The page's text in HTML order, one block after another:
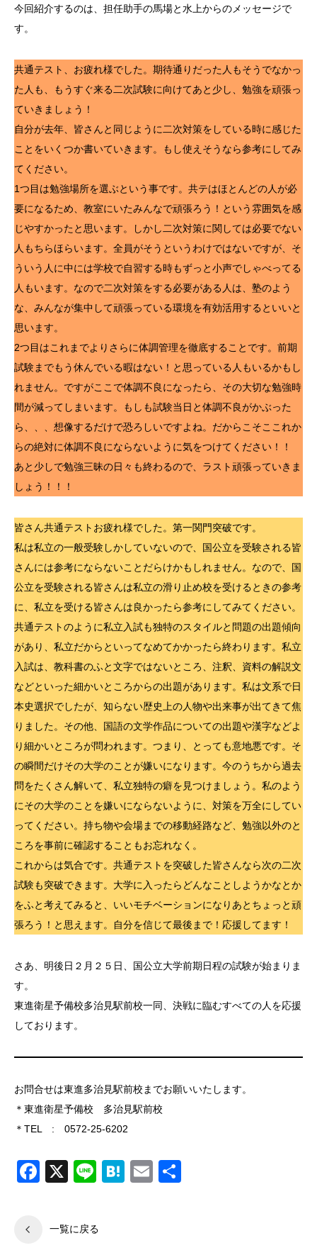
今回紹介するのは、担任助手の馬場と水上からのメッセージで
す。
共通テスト、お疲れ様でした。期待通りだった人もそうでなかっ
た人も、もうすぐ来る二次試験に向けてあと少し、勉強を頑張っ
ていきましょう！
自分が去年、皆さんと同じように二次対策をしている時に感じた
ことをいくつか書いていきます。もし使えそうなら参考にしてみ
てください。
1つ目は勉強場所を選ぶという事です。共テはほとんどの人が必
要になるため、教室にいたみんなで頑張ろう！という雰囲気を感
じやすかったと思います。しかし二次対策に関しては必要でない
人もちらほらいます。全員がそうというわけではないですが、そ
ういう人に中には学校で自習する時もずっと小声でしゃべってる
人もいます。なので二次対策をする必要がある人は、塾のよう
な、みんなが集中して頑張っている環境を有効活用するといいと
思います。
2つ目はこれまでよりさらに体調管理を徹底することです。前期
試験までもう休んでいる暇はない！と思っている人もいるかもし
れません。ですがここで体調不良になったら、その大切な勉強時
間が減ってしまいます。もしも試験当日と体調不良がかぶった
ら、、、想像するだけで恐ろしいですよね。だからこそここれか
らの絶対に体調不良にならないように気をつけてください！！
あと少しで勉強三昧の日々も終わるので、ラスト頑張っていきま
しょう！！！
皆さん共通テストお疲れ様でした。第一関門突破です。
私は私立の一般受験しかしていないので、国公立を受験される皆
さんには参考にならないことだらけかもしれません。なので、国
公立を受験される皆さんは私立の滑り止め校を受けるときの参考
に、私立を受ける皆さんは良かったら参考にしてみてください。
共通テストのように私立入試も独特のスタイルと問題の出題傾向
があり、私立だからといってなめてかかったら終わります。私立
入試は、教科書のふと文字ではないところ、注釈、資料の解説文
などといった細かいところからの出題があります。私は文系で日
本史選択でしたが、知らない歴史上の人物や出来事が出てきて焦
りました。その他、国語の文学作品についての出題や漢字などよ
り細かいところが問われます。つまり、とっても意地悪です。そ
の瞬間だけその大学のことが嫌いになります。今のうちから過去
問をたくさん解いて、私立独特の癖を見つけましょう。私のよう
にその大学のことを嫌いにならないように、対策を万全にしてい
ってください。持ち物や会場までの移動経路など、勉強以外のと
ころを事前に確認することもお忘れなく。
これからは気合です。共通テストを突破した皆さんなら次の二次
試験も突破できます。大学に入ったらどんなことしようかなとか
をふと考えてみると、いいモチベーションになりあとちょっと頑
張ろう！と思えます。自分を信じて最後まで！応援してます！
さあ、明後日２月２５日、国公立大学前期日程の試験が始まりま
す。
東進衛星予備校多治見駅前校一同、決戦に臨むすべての人を応援
しております。
お問合せは東進多治見駅前校までお願いいたします。
＊東進衛星予備校 多治見駅前校
＊TEL : 0572-25-6202
Facebook
X LineHatena
Email
一覧に戻る